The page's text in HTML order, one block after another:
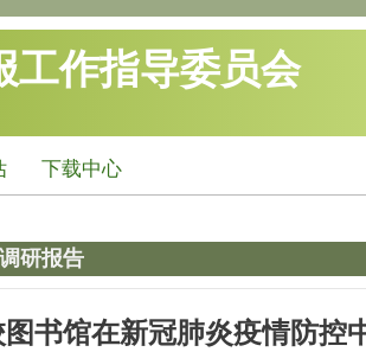
工作指导委员会
下载中心
研报告
书馆在新冠肺炎疫情防控